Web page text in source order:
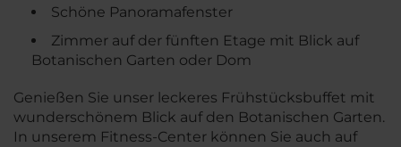
Schöne Panoramafenster
Zimmer auf der fünften Etage mit Blick auf
Botanischen Garten oder Dom
Genießen Sie unser leckeres Frühstücksbuffet mit
wunderschönem Blick auf den Botanischen Garten.
In unserem Fitness-Center können Sie auch auf